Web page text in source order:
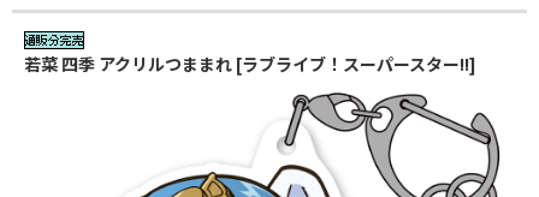
若菜 四季 アクリルつままれ [ラブライブ！スーパースター!!]